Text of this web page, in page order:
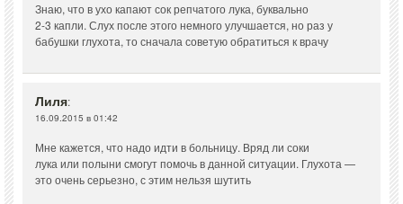
Знаю, что в ухо капают сок репчатого лука, буквально
2-3 капли. Слух после этого немного улучшается, но раз у
бабушки глухота, то сначала советую обратиться к врачу
Лиля:
16.09.2015 в 01:42
Мне кажется, что надо идти в больницу. Вряд ли соки
лука или полыни смогут помочь в данной ситуации. Глухота —
это очень серьезно, с этим нельзя шутить